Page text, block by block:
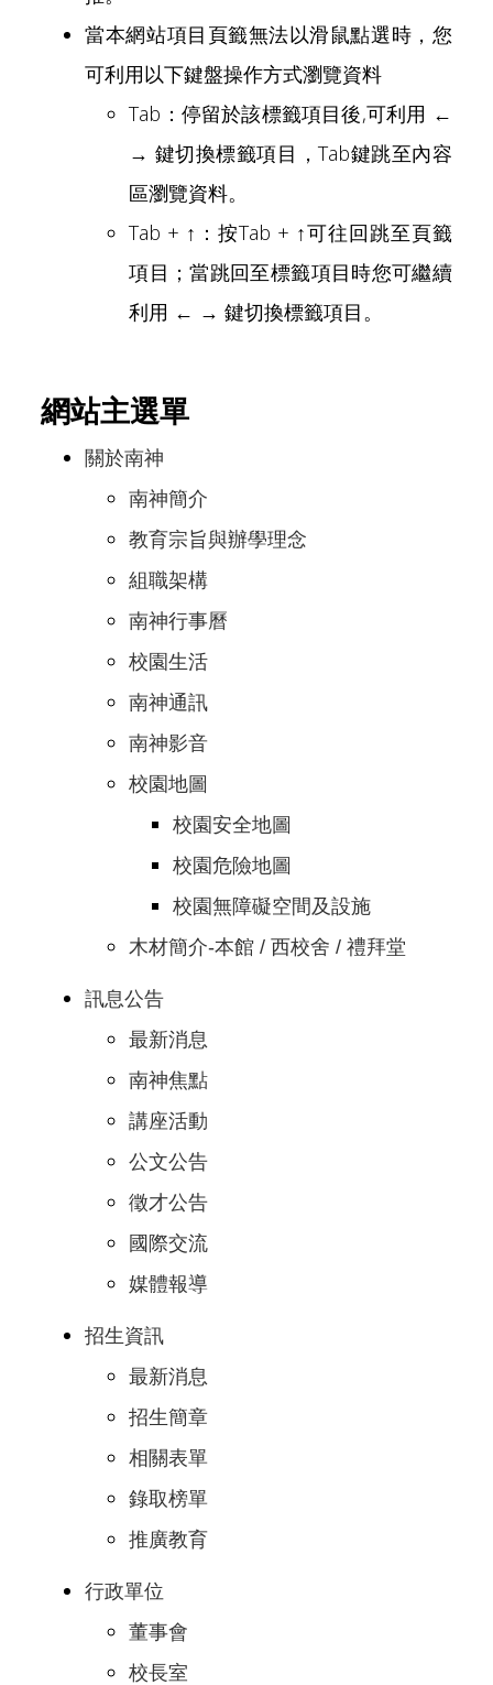
當本網站項目頁籤無法以滑鼠點選時，您
可利用以下鍵盤操作方式瀏覽資料
Tab：停留於該標籤項目後,可利用 ←
→ 鍵切換標籤項目，Tab鍵跳至內容
區瀏覽資料。
Tab + ↑：按Tab + ↑可往回跳至頁籤
項目；當跳回至標籤項目時您可繼續
利用 ← → 鍵切換標籤項目。
網站主選單
關於南神
南神簡介
教育宗旨與辦學理念
組職架構
南神行事曆
校園生活
南神通訊
南神影音
校園地圖
校園安全地圖
校園危險地圖
校園無障礙空間及設施
木材簡介-本館 / 西校舍 / 禮拜堂
訊息公告
最新消息
南神焦點
講座活動
公文公告
徵才公告
國際交流
媒體報導
招生資訊
最新消息
招生簡章
相關表單
錄取榜單
推廣教育
行政單位
董事會
校長室